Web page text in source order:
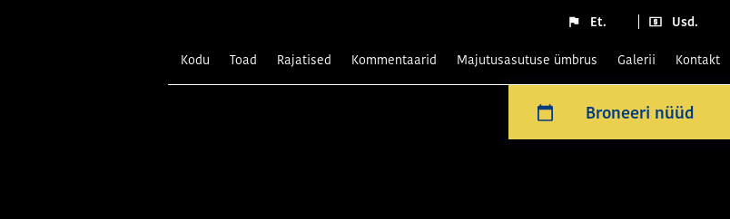
Et. Usd.
Kodu Toad Rajatised Kommentaarid Majutusasutuse ümbrus Galerii Kontakt
Broneeri nüüd